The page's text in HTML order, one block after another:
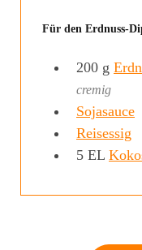
Für den Erdnuss-
200 g
cremig
Sojasauce
Reisessig
5 EL